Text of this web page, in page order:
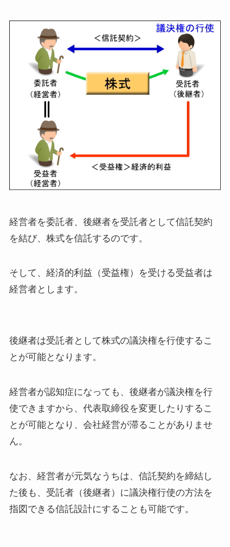
経営者を委託者、後継者を受託者として信託契約
を結び、株式を信託するのです。
そして、経済的利益（受益権）を受ける受益者は
経営者とします。
後継者は受託者として株式の議決権を行使するこ
とが可能となります。
経営者が認知症になっても、後継者が議決権を行
使できますから、代表取締役を変更したりするこ
とが可能となり、会社経営が滞ることがありませ
ん。
なお、経営者が元気なうちは、信託契約を締結し
た後も、受託者（後継者）に議決権行使の方法を
指図できる信託設計にすることも可能です。